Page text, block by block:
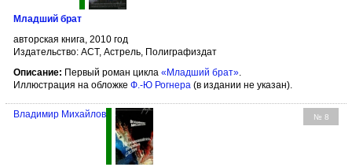
Младший брат
авторская книга, 2010 год
Издательство: АСТ, Астрель, Полиграфиздат
Описание: Первый роман цикла «Младший брат»
Иллюстрация на обложке Ф.-Ю Рогнера (в издании не указан).
№ 8
Владимир Михайлов